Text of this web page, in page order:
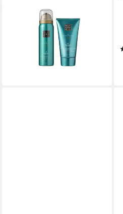
Duft-Set The Ritual of Karma
ab 20,77 €
(17,31 €/ 100 ml)
in 3-4 Werktagen bei dir